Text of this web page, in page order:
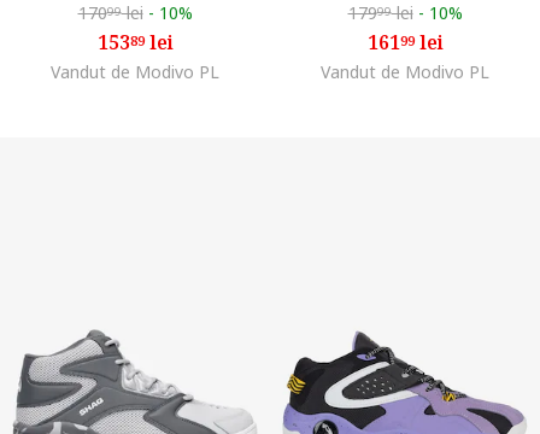
17099lei - 10%
15389lei
Vandut de Modivo PL
17999lei - 10%
16199lei
Vandut de Modivo PL